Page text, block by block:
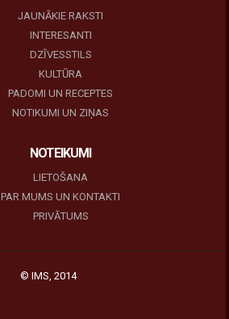
JAUNĀKIE RAKSTI
INTERESANTI
DZĪVESSTILS
KULTŪRA
PADOMI UN RECEPTES
NOTIKUMI UN ZIŅAS
NOTEIKUMI
LIETOŠANA
PAR MUMS UN KONTAKTI
PRIVĀTUMS
© IMS, 2014